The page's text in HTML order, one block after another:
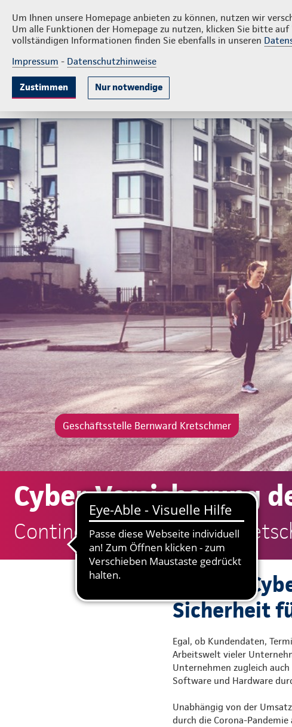
Um Ihnen unsere Homepage anbieten zu können, nutzen wir
Um alle Funktionen der Homepage zu nutzen, klicken Sie bitte auf
vollständigen Informationen finden Sie ebenfalls in unseren
Impressum - Datenschutzhinweise
Zustimmen Nur notwendige
Bernward Kretschmer Privatkunden
KrankenversicherungLebensversicherung
Geschäftsstelle Bernward Kretschmer
Cyber-Versicherung
Continentale: Bernward
KuBuS®
Sicherheit
Egal, ob Kundendaten,
Arbeitswelt vieler
Unternehmen zugleich
Software und Hardware
Unabhängig von der
durch die Corona-